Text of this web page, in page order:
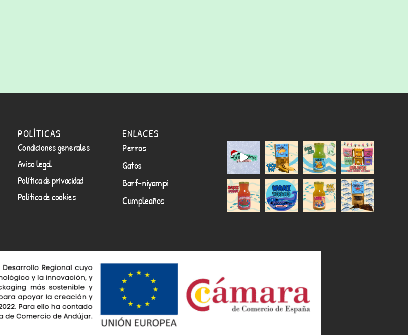
POLÍTICAS
Condiciones generales
Aviso legal
Política de privacidad
Política de cookies
ENLACES
Perros
Gatos
Barf-niyampi
Cumpleaños